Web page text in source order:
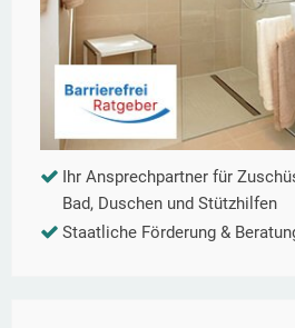
Ihr Ansprechpartner für
Bad, Duschen und Stützhilfen
Staatliche Förderung &